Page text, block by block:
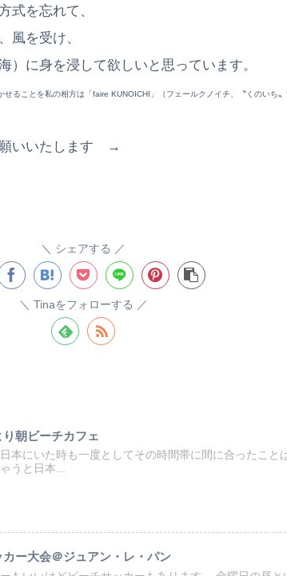
式を忘れて、
風を受け、
）に身を浸して欲しいと思っています。
ることを私の相方は「faire KUNOICHI」（フェールクノイチ、〝くのいち〟
願いいたします →
シェアする
Tinaをフォローする
朝ビーチカフェ
本にいた時も一度としてその時間帯に間に合ったこと
うと日本...
カー大会＠ジュアン・レ・パン